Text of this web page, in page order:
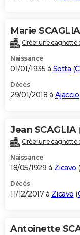
Marie SCAGLIA
Créer une cagnotte
Naissance
01/01/1935 à Sotta (
Décès
29/01/2018 à Ajaccio
Jean SCAGLIA
Créer une cagnotte
Naissance
18/05/1929 à Zicavo (
Décès
11/12/2017 à Zicavo (
Antoinette